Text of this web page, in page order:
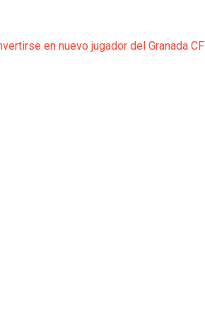
en nuevo jugador del Granada CF